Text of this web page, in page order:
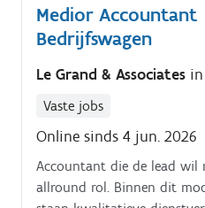
Medior Accountant
Bedrijfswagen
Le Grand & Associates in
Vaste jobs
Online sinds 4 jun. 2026
Accountant die de lead wil
allround rol. Binnen dit